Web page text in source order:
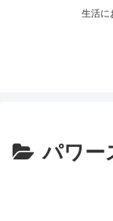
生活に
パワー